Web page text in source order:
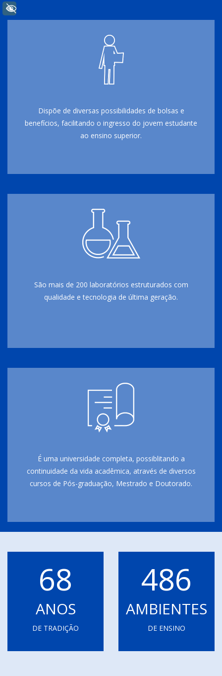
Dispõe de diversas possibilidades de bolsas e
benefícios, facilitando o ingresso do jovem estudante
ao ensino superior.
São mais de 200 laboratórios estruturados com
qualidade e tecnologia de última geração.
É uma universidade completa, possiblitando a
continuidade da vida acadêmica, através de diversos
cursos de Pós-graduação, Mestrado e Doutorado.
68
ANOS
DE TRADIÇÃO
486
AMBIENTES
DE ENSINO